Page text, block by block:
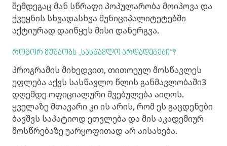
შემდეგაც მან სწრაფი პოპულარობა მოიპოვა და
ქვეყნის სხვადასხვა მუნიციპალიტეტებში
აქტიურად დაიწყეს მისი დანერგვა.
როგორ მუშაობს „სასწავლო არდადეგები“?
პროგრამის მიხედვით, თითოეულ მოსწავლეს
უფლება აქვს სასწავლო წლის განმავლობაში3
დღემდე ოფიციალური შვებულება აიღოს.
ყველაზე მთავარი კი ის არის, რომ ეს გაცდენები
ბავშვს საპატიოდ ეთვლება და მის აკადემიურ
მოსწრებაზე უარყოფითად არ აისახება.